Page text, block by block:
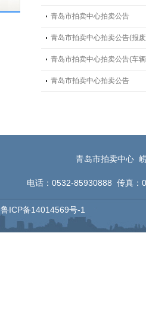
青岛市拍卖中心拍卖公告
青岛市拍卖中心拍卖公告(报
青岛市拍卖中心拍卖公告(车
青岛市拍卖中心拍卖公告
青岛市拍卖中心
电话：0532-85930888 传真：
鲁ICP备14014569号-1